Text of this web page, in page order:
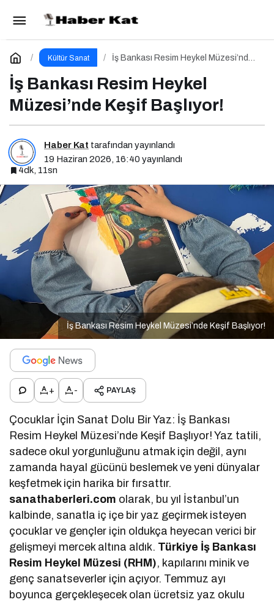
Kültür Sanat
İş Bankası Resim Heykel Müzesi’nde
İş Bankası Resim Heykel
Müzesi’nde Keşif Başlıyor!
Haber Kat tarafından yayınlandı
19 Haziran 2026, 16:40 yayınlandı
4dk, 11sn
İş Bankası Resim Heykel Müzesi’nde Keşif Başlıyor!
+ - PAYLAŞ
Çocuklar İçin Sanat Dolu Bir Yaz: İş Bankası
Resim Heykel Müzesi’nde Keşif Başlıyor! Yaz tatili,
sadece okul yorgunluğunu atmak için değil, aynı
zamanda hayal gücünü beslemek ve yeni dünyalar
keşfetmek için harika bir fırsattır.
sanathaberleri.com olarak, bu yıl İstanbul’un
kalbinde, sanatla iç içe bir yaz geçirmek isteyen
çocuklar ve gençler için oldukça heyecan verici bir
gelişmeyi mercek altına aldık. Türkiye İş Bankası
Resim Heykel Müzesi (RHM), kapılarını minik ve
genç sanatseverler için açıyor. Temmuz ayı
boyunca gerçekleşecek olan ücretsiz yaz okulu
Zorlu PSM’de 22 – 28 Haziran Haftası
Yorum Yap